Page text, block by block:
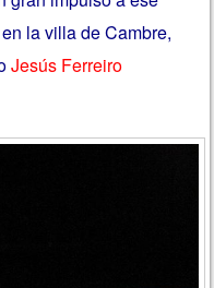
la villa de Cambre,
Jesús Ferreiro